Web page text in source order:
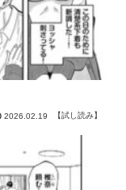
2026.02.19 【試し読み】